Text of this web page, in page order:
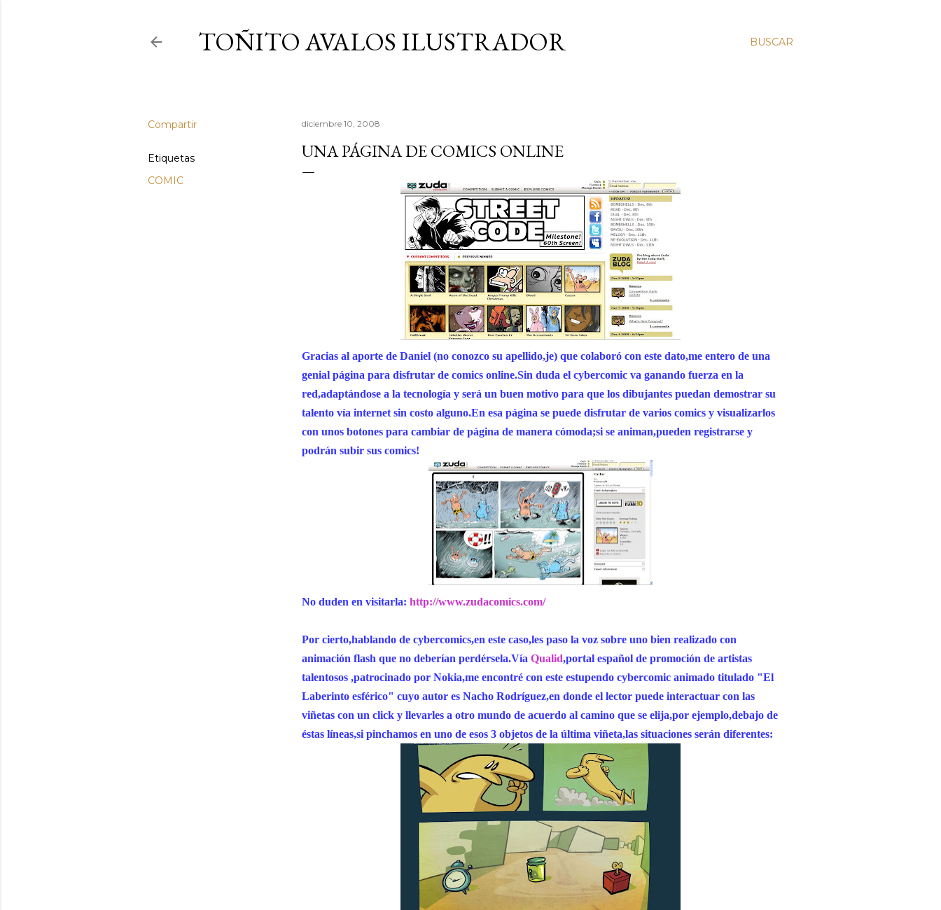
BUSCAR
TOÑITO AVALOS ILUSTRADOR
Compartir
Etiquetas
COMIC
diciembre 10, 2008
UNA PÁGINA DE COMICS ONLINE
Gracias al aporte de Daniel (no conozco su apellido,je) que colaboró con este dato,me entero de una
genial página para disfrutar de comics online.Sin duda el cybercomic va ganando fuerza en la
red,adaptándose a la tecnología y será un buen motivo para que los dibujantes puedan demostrar su
talento vía internet sin costo alguno.En esa página se puede disfrutar de varios comics y visualizarlos
con unos botones para cambiar de página de manera cómoda;si se animan,pueden registrarse y
podrán subir sus comics!
No duden en visitarla: http://www.zudacomics.com/
Por cierto,hablando de cybercomics,en este caso,les paso la voz sobre uno bien realizado con
animación flash que no deberían perdérsela.Vía Qualid,portal español de promoción de artistas
talentosos ,patrocinado por Nokia,me encontré con este estupendo cybercomic animado titulado "El
Laberinto esférico" cuyo autor es Nacho Rodríguez,en donde el lector puede interactuar con las
viñetas con un click y llevarles a otro mundo de acuerdo al camino que se elija,por ejemplo,debajo de
éstas líneas,si pinchamos en uno de esos 3 objetos de la última viñeta,las situaciones serán diferentes: